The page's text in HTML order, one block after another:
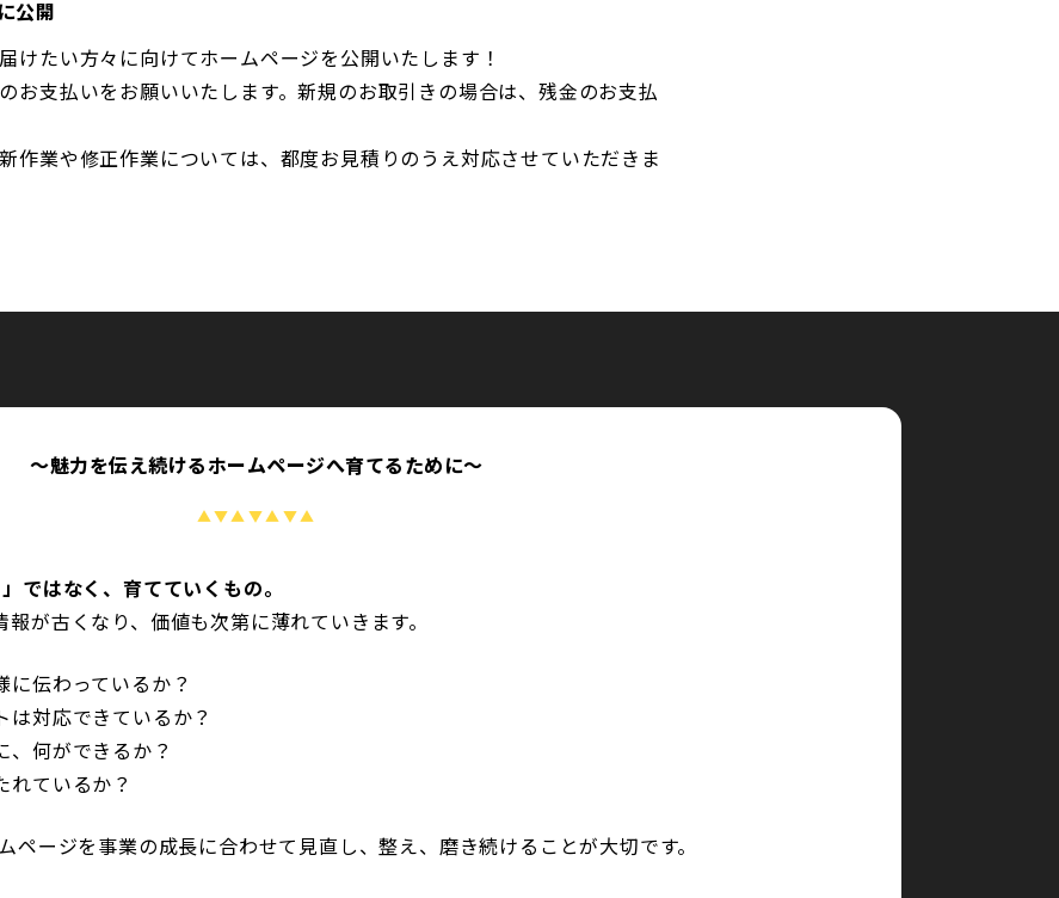
公開
けたい方々に向けてホームページを公開いたします！
お支払いをお願いいたします。新規のお取引きの場合は、残金のお支払
作業や修正作業については、都度お見積りのうえ対応させていただきま
～魅力を伝え続けるホームページへ育てるために～
」ではなく、育てていくもの。
が古くなり、価値も次第に薄れていきます。
に伝わっているか？
は対応できているか？
、何ができるか？
れているか？
ページを事業の成長に合わせて見直し、整え、磨き続けることが大切です。